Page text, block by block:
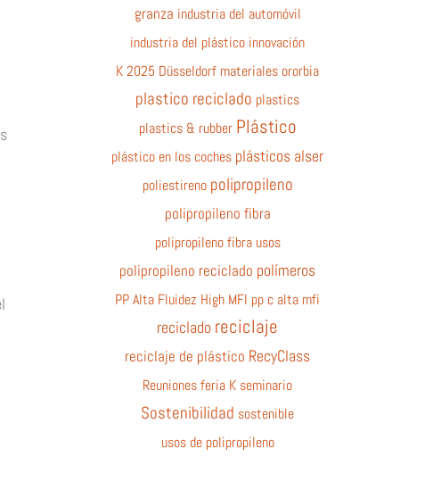
granza industria del automóvil
industria del plástico innovación
K 2025 Düsseldorf materiales ororbia
plastico reciclado plastics
plastics & rubber Plástico
plástico en los coches plásticos alser
poliestireno polipropileno
polipropileno fibra
polipropileno fibra usos
polipropileno reciclado polímeros
PP Alta Fluidez High MFI pp c alta mfi
reciclado reciclaje
reciclaje de plástico RecyClass
Reuniones feria K seminario
Sostenibilidad sostenible
usos de polipropileno